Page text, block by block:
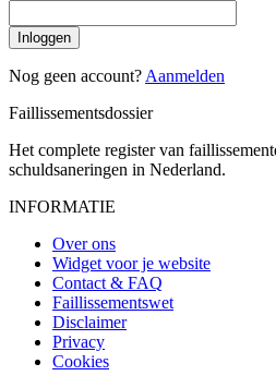
Inloggen
Nog geen account? Aanmelden
Faillissementsdossier
Het complete register van
schuldsaneringen in Nederland.
INFORMATIE
Over ons
Widget voor je website
Contact & FAQ
Faillissementswet
Disclaimer
Privacy
Cookies